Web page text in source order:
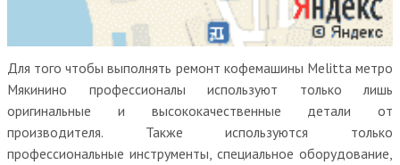
Для того чтобы выполнять ремонт кофемашины Melitta метро
Мякинино профессионалы используют только лишь
оригинальные и высококачественные детали от
производителя. Также используются только
профессиональные инструменты, специальное оборудование,